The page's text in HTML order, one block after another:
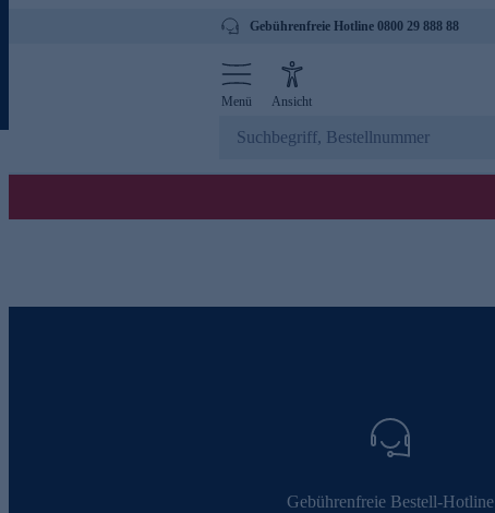
Gebührenfreie Hotline 0800 29 888 88
Menü Ansicht
Gebührenfreie Bestell-Hotline